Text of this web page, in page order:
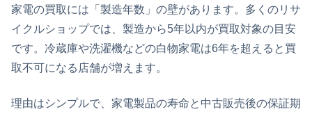
家電の買取には「製造年数」の壁があります。多くのリサ
イクルショップでは、製造から5年以内が買取対象の目安
です。冷蔵庫や洗濯機などの白物家電は6年を超えると買
取不可になる店舗が増えます。
理由はシンプルで、家電製品の寿命と中古販売後の保証期